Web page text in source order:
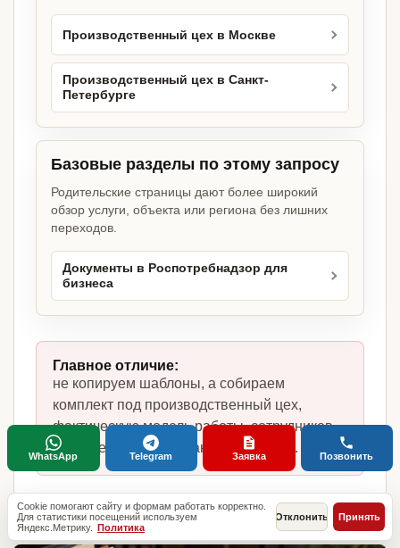
Производственный цех в Москве
Производственный цех в Санкт-
Петербурге
Базовые разделы по этому запросу
Родительские страницы дают более широкий
обзор услуги, объекта или региона без лишних
переходов.
Документы в Роспотребнадзор для
бизнеса
Главное отличие:
не копируем шаблоны, а собираем
комплект под производственный цех,
фактическую модель работы, сотрудников,
помещение и требования по России.
Cookie помогают сайту и формам работать корректно.
Для статистики посещений используем
Яндекс.Метрику. Политика
Отклонить Принять
WhatsApp Telegram Заявка Позвонить